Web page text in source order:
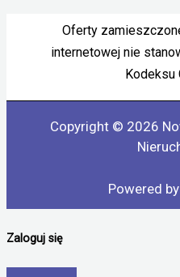
Oferty
internetowej nie
Kodeksu
Copyright © 2026
Powered
Zaloguj się